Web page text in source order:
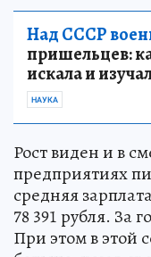
Над СССР
пришельцев:
искала и
НАУКА
Рост виден и в
предприятиях
средняя
78 391 рубля. За
При этом в этой